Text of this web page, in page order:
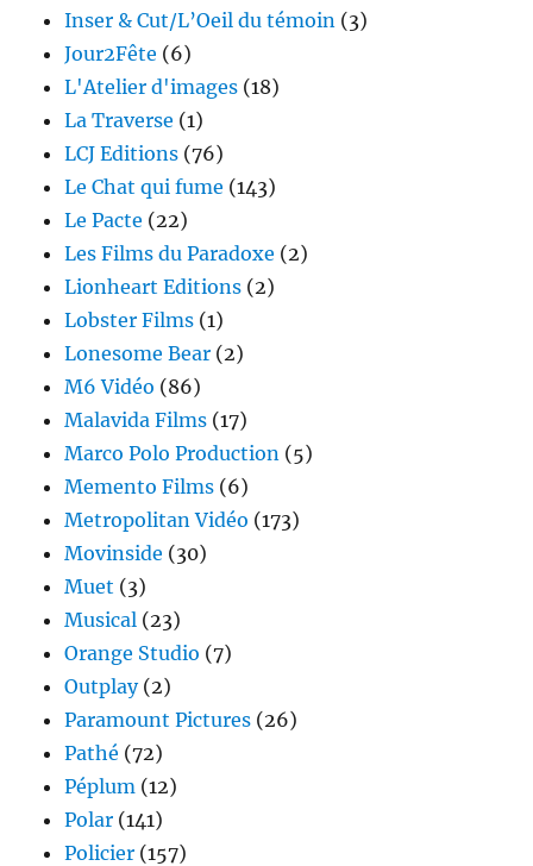
Inser & Cut/L’Oeil du témoin (3)
Jour2Fête (6)
L'Atelier d'images (18)
La Traverse (1)
LCJ Editions (76)
Le Chat qui fume (143)
Le Pacte (22)
Les Films du Paradoxe (2)
Lionheart Editions (2)
Lobster Films (1)
Lonesome Bear (2)
M6 Vidéo (86)
Malavida Films (17)
Marco Polo Production (5)
Memento Films (6)
Metropolitan Vidéo (173)
Movinside (30)
Muet (3)
Musical (23)
Orange Studio (7)
Outplay(2)
Paramount Pictures (26)
Pathé (72)
Péplum (12)
Polar (141)
Policier (157)